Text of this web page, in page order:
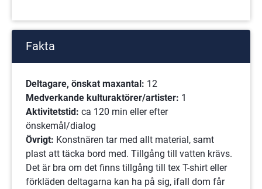
Fakta
Deltagare, önskat maxantal: 12
Medverkande kulturaktörer/artister: 1
Aktivitetstid: ca 120 min eller efter
önskemål/dialog
Övrigt: Konstnären tar med allt material, samt
plast att täcka bord med. Tillgång till vatten krävs.
Det är bra om det finns tillgång till tex T-shirt eller
förkläden deltagarna kan ha på sig, ifall dom får